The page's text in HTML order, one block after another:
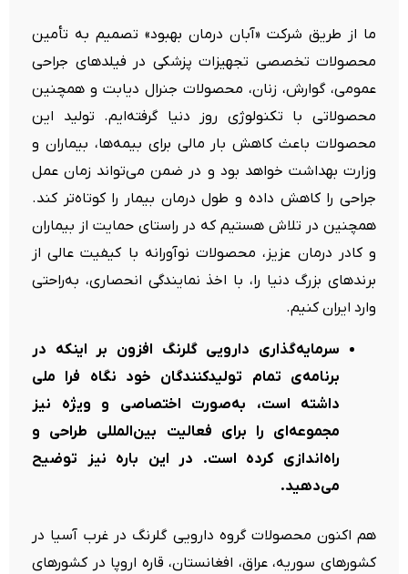
ما از طریق شرکت «آبان درمان بهبود» تصمیم به تأمین
محصولات تخصصی تجهیزات پزشکی در فیلدهای جراحی
عمومی، گوارش، زنان، محصولات جنرال دیابت و همچنین
محصولاتی با تکنولوژی روز دنیا گرفته‌ایم. تولید این
محصولات باعث کاهش بار مالی برای بیمه‌ها، بیماران و
وزارت بهداشت خواهد بود و در ضمن می‌تواند زمان عمل
جراحی را کاهش داده و طول درمان بیمار را کوتاه‌تر کند.
همچنین در تلاش هستیم که در راستای حمایت از بیماران
و کادر درمان عزیز، محصولات نوآورانه با کیفیت عالی از
برندهای بزرگ دنیا را، با اخذ نمایندگی انحصاری، به‌راحتی
وارد ایران کنیم.
سرمایه‌گذاری دارویی گلرنگ افزون بر اینکه در
برنامه‌ی تمام تولیدکنندگان خود نگاه فرا ملی
داشته است، به‌صورت اختصاصی و ویژه نیز
مجموعه‌ای را برای فعالیت‌ بین‌المللی طراحی و
راه‌اندازی کرده است. در این باره نیز توضیح
می‌دهید.
هم اکنون محصولات گروه دارویی گلرنگ در غرب آسیا در
کشورهای سوریه، عراق، افغانستان، قاره اروپا در کشورهای